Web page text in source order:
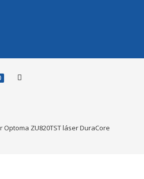
Optoma ZU820TST láser DuraCore